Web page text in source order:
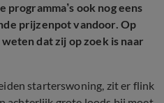
programma’s ook nog eens
prijzenpot vandoor. Op
dat zij op zoek is naar
starterswoning, zit er flink